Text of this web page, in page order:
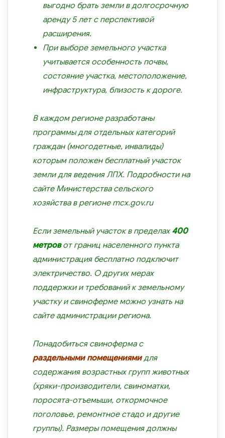
выгодно брать земли в долгосрочную
аренду 5 лет с перспективой
расширения.
При выборе земельного участка
учитывается особенность почвы,
состояние участка, местоположение,
инфраструктура, близость к дороге.
В каждом регионе разработаны
программы для отдельных категорий
граждан (многодетные, инвалиды)
которым положен бесплатный участок
земли для ведения ЛПХ. Подробности на
сайте Министерства сельского
хозяйства в регионе mcx.gov.ru
Если земельный участок в пределах 400
метровот границ населенного пункта
администрация бесплатно подключит
электричество. О других мерах
поддержки и требований к земельному
участку и свиноферме можно узнать на
сайте администрации региона.
Понадобиться свиноферма с
раздельными помещениями для
содержания возрастных групп животных
(хряки-производители, свиноматки,
поросята-отъемыши, откормочное
поголовье, ремонтное стадо и другие
группы). Размеры помещения должны